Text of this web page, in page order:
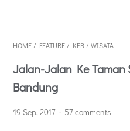
HOME / FEATURE / KEB / WISATA
Jalan-Jalan Ke
Bandung
19 Sep, 2017 57 comments